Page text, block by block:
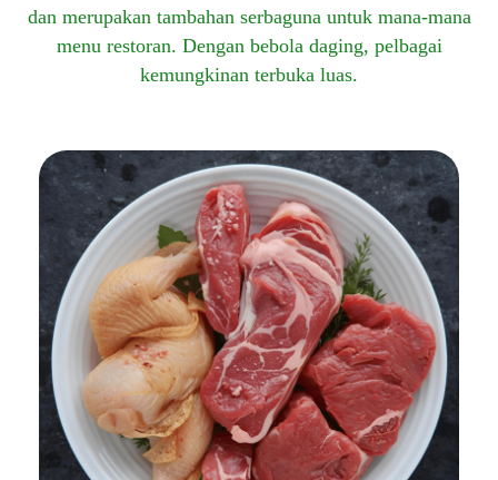
dan merupakan tambahan serbaguna untuk mana-mana
menu restoran. Dengan bebola daging, pelbagai
kemungkinan terbuka luas.